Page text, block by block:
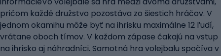
pričom každé družstvo pozostáva zo šiestich hráčov. V
jednom okamihu môže byť na ihrisku maximálne 12 ľudí,
vrátane oboch tímov. V každom zápase čakajú na vstup
na ihrisko aj náhradníci. Samotná hra volejbalu spočíva v